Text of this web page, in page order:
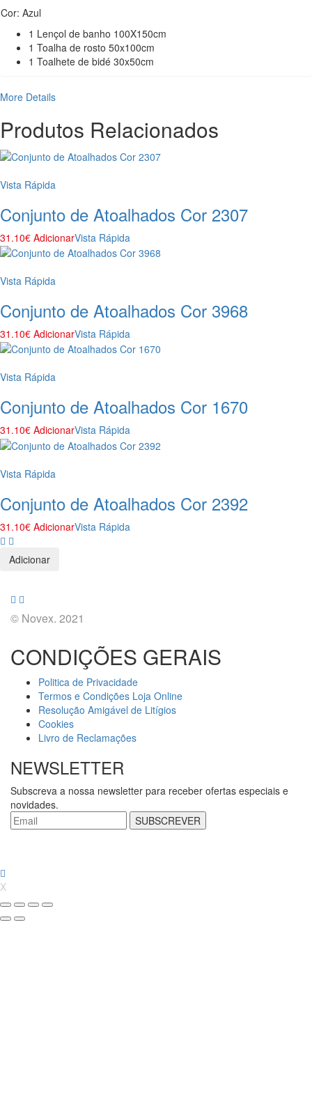
Cor: Azul
1 Lençol de banho 100X150cm
1 Toalha de rosto 50x100cm
1 Toalhete de bidé 30x50cm
More Details
Produtos Relacionados
Vista Rápida
Conjunto de Atoalhados Cor 2307
31.10€ AdicionarVista Rápida
Vista Rápida
Conjunto de Atoalhados Cor 3968
31.10€ AdicionarVista Rápida
Vista Rápida
Conjunto de Atoalhados Cor 1670
31.10€ AdicionarVista Rápida
Vista Rápida
Conjunto de Atoalhados Cor 2392
31.10€ AdicionarVista Rápida
Adicionar
© Novex. 2021
CONDIÇÕES GERAIS
Politica de Privacidade
Termos e Condições Loja Online
Resolução Amigável de Litígios
Cookies
Livro de Reclamações
NEWSLETTER
Subscreva a nossa newsletter para receber ofertas especiais e
novidades.
SUBSCREVER
X